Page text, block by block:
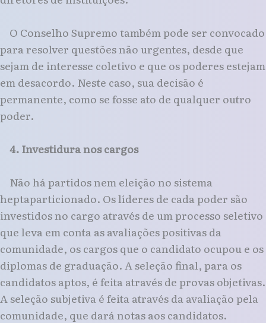
O Conselho Supremo também pode ser convocado
para resolver questões não urgentes, desde que
sejam de interesse coletivo e que os poderes estejam
em desacordo. Neste caso, sua decisão é
permanente, como se fosse ato de qualquer outro
poder.
4. Investidura nos cargos
Não há partidos nem eleição no sistema
heptaparticionado. Os líderes de cada poder são
investidos no cargo através de um processo seletivo
que leva em conta as avaliações positivas da
comunidade, os cargos que o candidato ocupou e os
diplomas de graduação. A seleção final, para os
candidatos aptos, é feita através de provas objetivas.
A seleção subjetiva é feita através da avaliação pela
comunidade, que dará notas aos candidatos.